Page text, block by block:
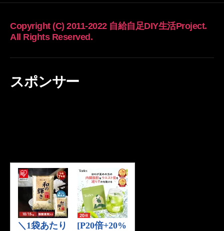
Copyright (C) 2011-2022 自給自足DIY生活Project.
All Rights Reserved.
スポンサー